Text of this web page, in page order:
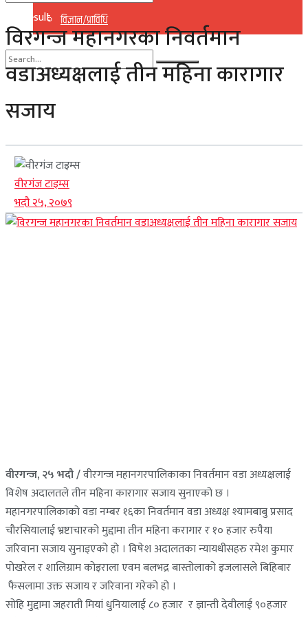
विज्ञान/प्राविधि
No Result
View All Result
No Result
View All Result
विरगन्ज महानगरका निवर्तमान
वडाअध्यक्षलाई तीन महिना कारागार
सजाय
वीरगंज टाइम्स
भदौ २५, २०७९
वीरगन्ज, २५ भदौ /वीरगन्ज महानगरपालिकाका निवर्तमान वडा अध्यक्षलाई
विशेष अदालतले तीन महिना कारागार सजाय सुनाएको छ ।
महानगरपालिकाको वडा नम्बर १६का निवर्तमान वडा अध्यक्ष श्यामबाबु प्रसाद
चौरसियालाई भ्रष्टाचारको मुद्दामा तीन महिना करागार र १० हजार रुपैया
जरिवाना सजाय सुनाइएको हो । विषेश अदालतका न्यायधीसहरु रमेश कुमार
पोखरेल र शालिग्राम कोइराला एवम बलभद्र बास्तोलाको इजलासले बिहिबार
फैसलामा उक्त सजाय र जरिवाना गरेको हो ।
सोहि मुद्दामा जहराती मियां धुनियालाई ८० हजार र ज्ञान्ती देवीलाई ९०हजार